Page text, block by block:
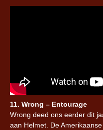
11. Wrong – Entourage
Wrong deed ons eerder dit
aan Helmet. De